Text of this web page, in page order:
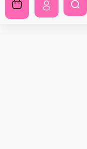
نسيت كلمة المرور؟